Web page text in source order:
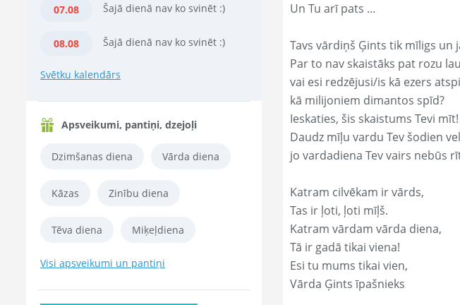
07.08 Šajā dienā nav ko svinēt :)
08.08 Šajā dienā nav ko svinēt :)
Svētku kalendārs
Apsveikumi, pantiņi, dzejoļi
Dzimšanas diena Vārda diena
Kāzas Zinību diena
Tēva diena Miķeļdiena
Visi apsveikumi un pantiņi
Un Tu arī pats ...
Tavs vārdiņš Ģints tik mīligs un
Par to nav skaistāks pat rozu
vai esi redzējusi/is kā ezers
kā milijoniem dimantos spīd?
Ieskaties, šis skaistums Tevi mīt!
Daudz mīļu vardu Tev šodien
jo vardadiena Tev vairs nebūs
Katram cilvēkam ir vārds,
Tas ir ļoti, ļoti mīļš.
Katram vārdam vārda diena,
Tā ir gadā tikai viena!
Esi tu mums tikai vien,
Vārda Ģints īpašnieks